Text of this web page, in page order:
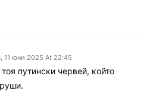
11 юни 2025 At 22:45
путински червей, който